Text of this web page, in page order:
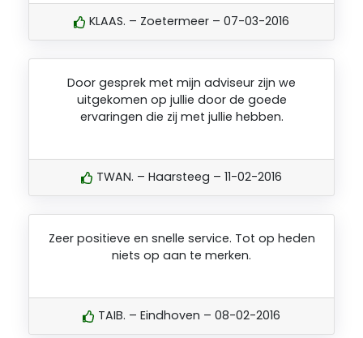
KLAAS. – Zoetermeer – 07-03-2016
Door gesprek met mijn adviseur zijn we
uitgekomen op jullie door de goede
ervaringen die zij met jullie hebben.
TWAN. – Haarsteeg – 11-02-2016
Zeer positieve en snelle service. Tot op heden
niets op aan te merken.
TAIB. – Eindhoven – 08-02-2016